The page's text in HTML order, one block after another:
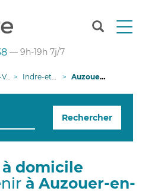
T
n
g
i
— 9h-19h 7j/7
Indre-et-Loire Auzouer-en-Touraine
Rechercher
à domicile
à Auzouer-en-